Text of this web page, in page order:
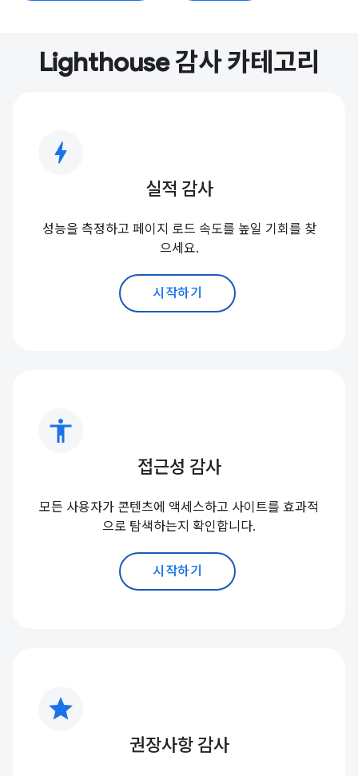
Lighthouse 감사 카테고리
bolt
실적 감사
성능을 측정하고 페이지 로드 속도를 높일 기회를 찾
으세요.
시작하기
accessibility
접근성 감사
모든 사용자가 콘텐츠에 액세스하고 사이트를 효과적
으로 탐색하는지 확인합니다.
시작하기
star
권장사항 감사